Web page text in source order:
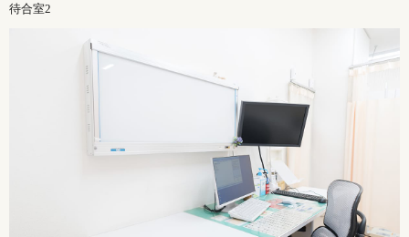
待合室2